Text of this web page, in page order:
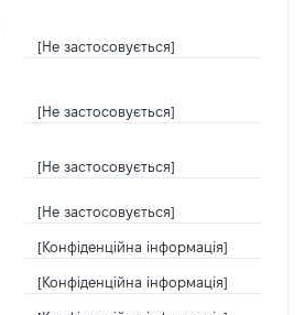
[Не застосовується]
[Не застосовується]
[Не застосовується]
[Не застосовується]
[Конфіденційна інформація]
[Конфіденційна інформація]